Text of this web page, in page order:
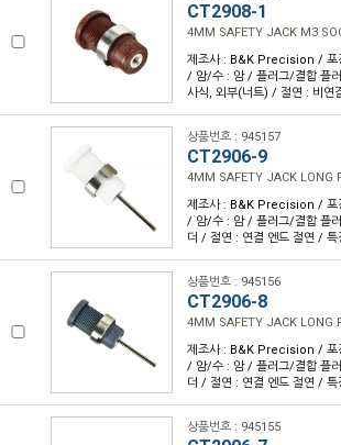
CT2908-1
4MM SAFETY JACK M3
제조사 : B&K Precision / 포
/ 암/수 : 암 / 플러그/결합 플
사식, 외부(너트) / 절연 : 비연
상품번호 : 945157
CT2906-9
4MM SAFETY JACK LONG
제조사 : B&K Precision / 포
/ 암/수 : 암 / 플러그/결합 플
더 / 절연 : 연결 엔드 절연 /
상품번호 : 945156
CT2906-8
4MM SAFETY JACK LONG
제조사 : B&K Precision / 포
/ 암/수 : 암 / 플러그/결합 플
더 / 절연 : 연결 엔드 절연 /
상품번호 : 945155